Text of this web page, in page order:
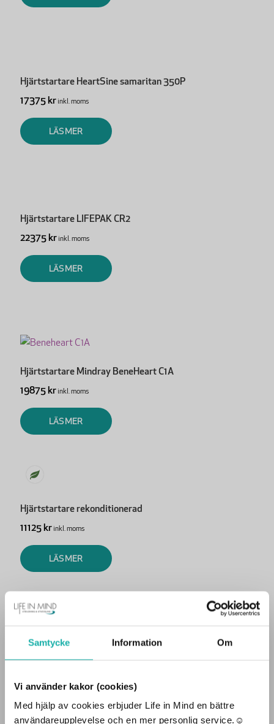
Samtycke Information Om
Vi använder kakor (cookies)
Med hjälp av cookies erbjuder Life in Mind en bättre
användareupplevelse och en mer personlig service.☺︎
Hjärtstartare HeartSine samaritan 350P
17375 krinkl. moms
LÄS MER
Hjärtstartare LIFEPAK CR2
22375 krinkl. moms
LÄS MER
Hjärtstartare Mindray BeneHeart C1A
19875 krinkl. moms
LÄS MER
Hjärtstartare rekonditionerad
11125 krinkl. moms
LÄS MER
Hot och Våld på arbetsplatsen: Webbkurs
575 kr
inkl. moms
LÄS MERVill du besöka sidan som